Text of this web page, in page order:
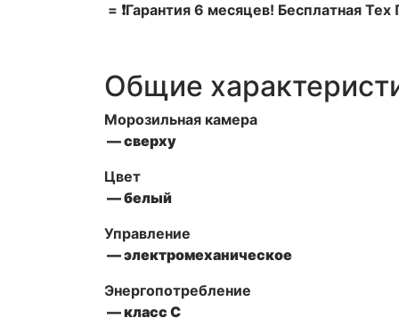
= ❗Гарантия 6 месяцев! Бесплатная
Общие
Морозильная камера
— сверху
Цвет
— белый
Управление
— электромеханическое
Энергопотребление
— класс С